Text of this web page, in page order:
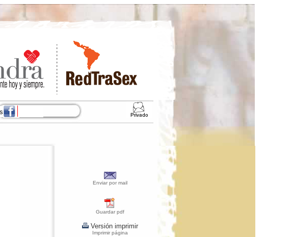
Enviar por mail
Guardar pdf
Versión imprimir
Imprimir página